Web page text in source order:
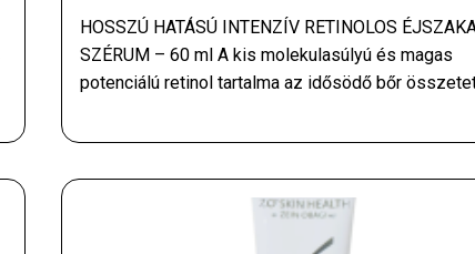
HOSSZÚ HATÁSÚ INTENZÍV RETINOLOS
SZÉRUM – 60 ml A kis molekulasúlyú és magas
potenciálú retinol tartalma az idősödő bőr